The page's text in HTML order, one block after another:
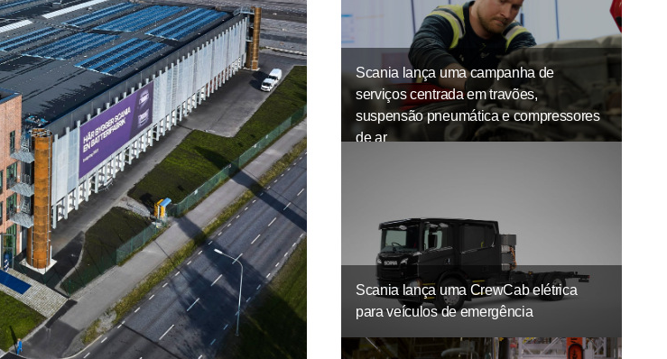
Scania lança uma campanha de
serviços centrada em travões,
suspensão pneumática e compressores
de ar
Scania lança uma CrewCab elétrica
para veículos de emergência